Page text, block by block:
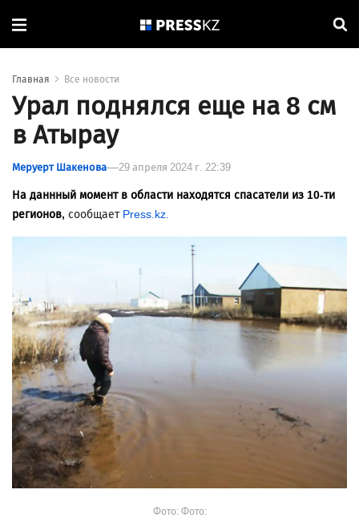
Главная Все новости
Урал поднялся еще на 8 см
в Атырау
Меруерт Шакенова 29 апреля 2024 г. 22:39
На даннный момент в области находятся спасатели из 10-ти
регионов, сообщает Press.kz.
Фото: Фото: